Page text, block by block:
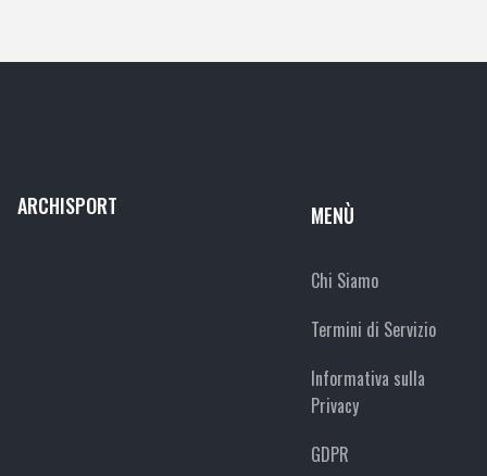
ARCHISPORT MENÙ
Chi Siamo
Termini di Servizio
Informativa sulla
Privacy
GDPR